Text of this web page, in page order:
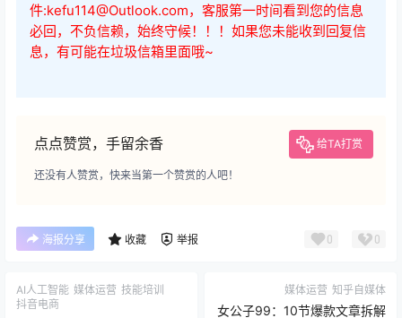
件:kefu114@Outlook.com，客服第一时间看到您的信息
必回，不负信赖，始终守候！！！如果您未能收到回复信
息，有可能在垃圾信箱里面哦~
点点赞赏，手留余香 给TA打赏
还没有人赞赏，快来当第一个赞赏的人吧！
海报分享 收藏 举报 0 0
AI人工智能 媒体运营 技能培训
抖音电商
媒体运营 知乎自媒体
女公子99：10节爆款文章拆解